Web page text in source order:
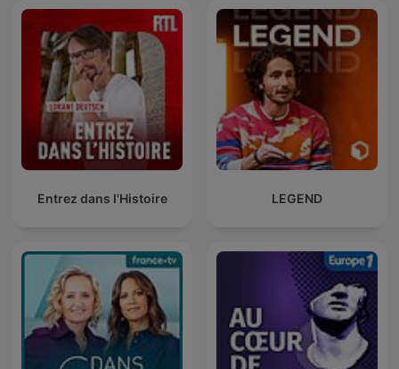
Entrez dans l'Histoire LEGEND